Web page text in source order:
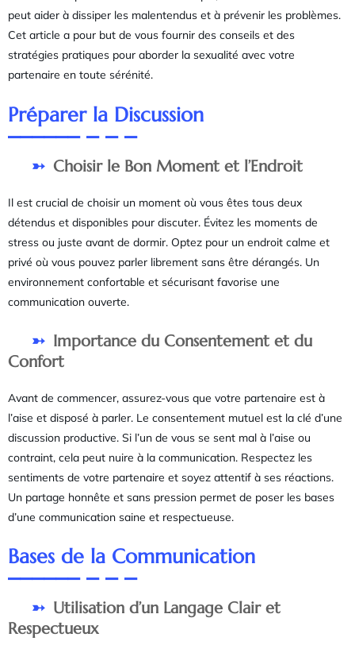
peut aider à dissiper les malentendus et à prévenir les problèmes.
Cet article a pour but de vous fournir des conseils et des
stratégies pratiques pour aborder la sexualité avec votre
partenaire en toute sérénité.
Préparer la Discussion
Choisir le Bon Moment et l’Endroit
Il est crucial de choisir un moment où vous êtes tous deux
détendus et disponibles pour discuter. Évitez les moments de
stress ou juste avant de dormir. Optez pour un endroit calme et
privé où vous pouvez parler librement sans être dérangés. Un
environnement confortable et sécurisant favorise une
communication ouverte.
Importance du Consentement et du
Confort
Avant de commencer, assurez-vous que votre partenaire est à
l’aise et disposé à parler. Le consentement mutuel est la clé d’une
discussion productive. Si l’un de vous se sent mal à l’aise ou
contraint, cela peut nuire à la communication. Respectez les
sentiments de votre partenaire et soyez attentif à ses réactions.
Un partage honnête et sans pression permet de poser les bases
d’une communication saine et respectueuse.
Bases de la Communication
Utilisation d’un Langage Clair et
Respectueux